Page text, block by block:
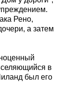
Рено,
а затем
в
был его